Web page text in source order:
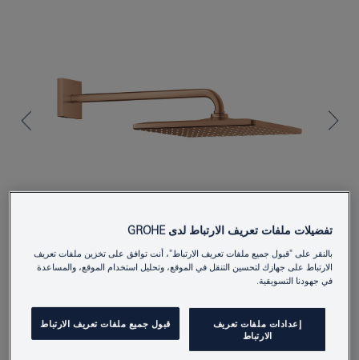
4005176557774
تفضيلات ملفات تعريف الارتباط لدى GROHE
بالنقر على "قبول جميع ملفات تعريف الارتباط"، أنت توافق على تخزين ملفات تعريف
الارتباط على جهازك لتحسين التنقل في الموقع، وتحليل استخدام الموقع، والمساعدة
في جهودنا التسويقية.
إعدادات ملفات تعريف
الارتباط
قبول جميع ملفات تعريف الارتباط